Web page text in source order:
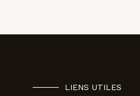
LIENS UTILES